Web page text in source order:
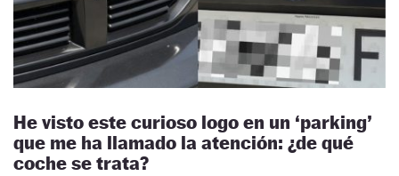
He visto este curioso logo en un ‘parking’
que me ha llamado la atención: ¿de qué
coche se trata?